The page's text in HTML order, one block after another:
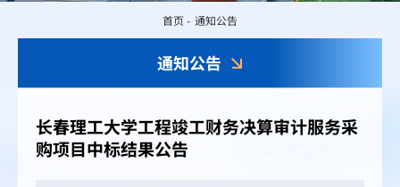
通知公告
首页 - 通知公告
长春理工大学工程竣工财务决算审计服务采
购项目中标结果公告